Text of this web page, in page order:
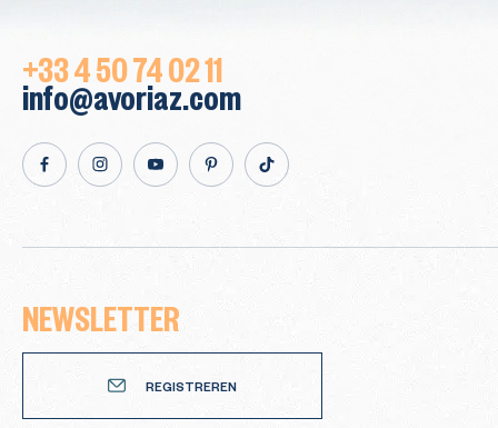
+33 4 50 74 02 11
info@avoriaz.com
facebookInstagramYoutubePinterestTikTok
NEWSLETTER
REGISTREREN